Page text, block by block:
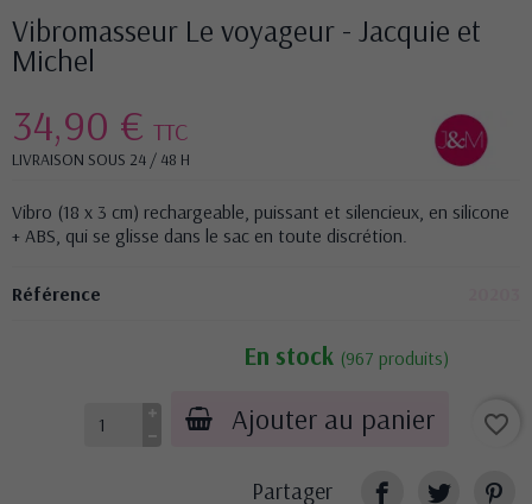
Vibromasseur Le voyageur - Jacquie et
Michel
34,90 € TTC
LIVRAISON SOUS 24 / 48 H
Vibro (18 x 3 cm) rechargeable, puissant et silencieux, en silicone
+ ABS, qui se glisse dans le sac en toute discrétion.
Référence
En stock (967 produits)
Ajouter au panier favorite_border
Partager